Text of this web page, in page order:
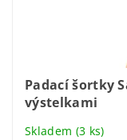
Padací šortky
výstelkami
Skladem (3 ks)